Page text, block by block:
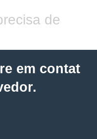
de
em contat